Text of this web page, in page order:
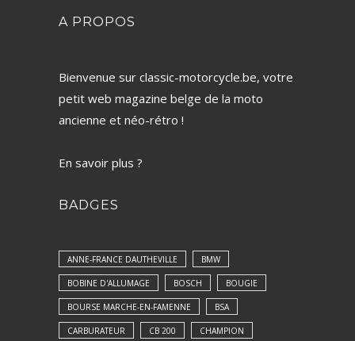
A PROPOS
Bienvenue sur classic-motorcycle.be, votre
petit web magazine belge de la moto
ancienne et néo-rétro !
En savoir plus ?
BADGES
ANNE-FRANCE DAUTHEVILLE BMW
BOBINE D'ALLUMAGE BOSCH BOUGIE
BOURSE MARCHE-EN-FAMENNE BSA
CARBURATEUR CB 200 CHAMPION